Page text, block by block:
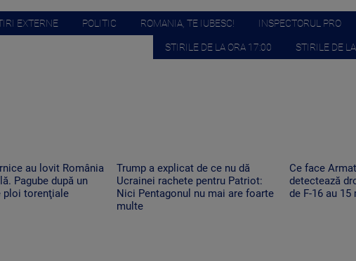
EXTERNE POLITIC ROMANIA, TE IUBESC! INSPECTORUL PRO
STIRILE DE LA ORA 17:00 STIRILE DE
au lovit România
Pagube după un
ploi torenţiale
Trump a explicat de ce nu dă
Ucrainei rachete pentru Patriot:
Nici Pentagonul nu mai are foarte
multe
Ce face
detectează
de F-16 au